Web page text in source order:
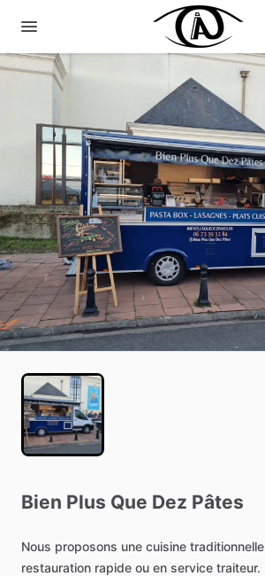
Bien Plus Que Dez Pâtes
Nous proposons une cuisine traditionnelle
restauration rapide ou en service traiteur.